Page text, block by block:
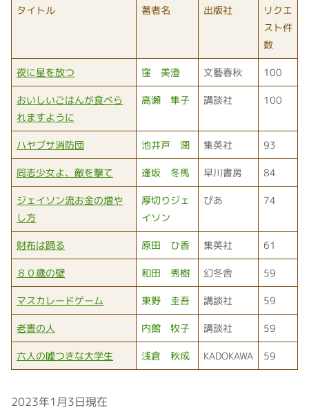
タイトル 著者名 出版社
リクエ
スト件
数
夜に星を放つ 窪 美澄 文藝春秋 100
おいしいごはんが食べら
れますように
高瀬 隼子 講談社 100
ハヤブサ消防団 池井戸 潤 集英社 93
同志少女よ、敵を撃て 逢坂 冬馬 早川書房 84
ジェイソン流お金の増や
し方
厚切りジェ
イソン
ぴあ 74
財布は踊る 原田 ひ香 集英社 61
８０歳の壁 和田 秀樹 幻冬舎 59
マスカレードゲーム 東野 圭吾 講談社 59
老害の人 内館 牧子 講談社 59
六人の嘘つきな大学生 浅倉 秋成 KADOKAWA 59
2023年1月3日現在